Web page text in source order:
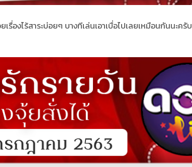
รื่องไร้สาระบ่อยๆ บางทีเล่นเอาเบื่อไปเลยเหมือนกันนะครับ